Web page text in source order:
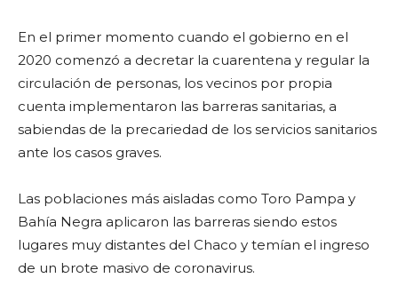
En el primer momento cuando el gobierno en el
2020 comenzó a decretar la cuarentena y regular la
circulación de personas, los vecinos por propia
cuenta implementaron las barreras sanitarias, a
sabiendas de la precariedad de los servicios sanitarios
ante los casos graves.
Las poblaciones más aisladas como Toro Pampa y
Bahía Negra aplicaron las barreras siendo estos
lugares muy distantes del Chaco y temían el ingreso
de un brote masivo de coronavirus.